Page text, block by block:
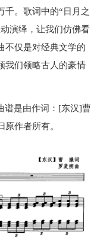
千。歌词中的“日月之
演绎，让我们仿佛看
不仅是对经典文学的
我们领略古人的豪情
谱是由作词：[东汉]曹
作者所有。